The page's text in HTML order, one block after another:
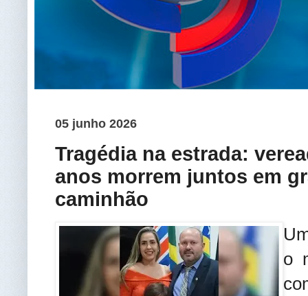
05 junho 2026
Tragédia na estrada:
anos morrem juntos em
caminhão
o